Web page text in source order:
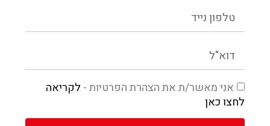
אני מאשר/ת את הצהרת הפרטיות - לקריאה
לחצו כאן